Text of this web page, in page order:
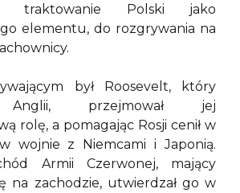
traktowanie Polski jako
elementu, do rozgrywania na
był Roosevelt, który
Anglii, przejmował jej
rolę, a pomagając Rosji cenił w
wojnie z Niemcami i Japonią.
Armii Czerwonej, mający
na zachodzie, utwierdzał go w